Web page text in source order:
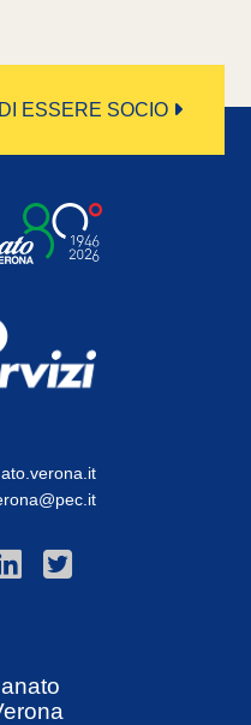
ESSERE SOCIO